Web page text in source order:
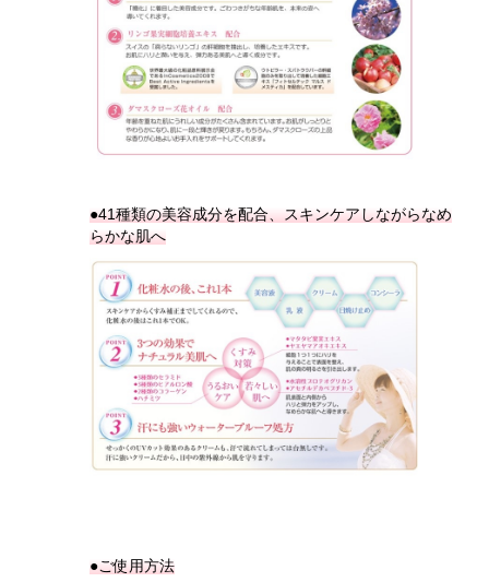
●41種類の美容成分を配合、スキンケアしながらなめ
らかな肌へ
●ご使用方法